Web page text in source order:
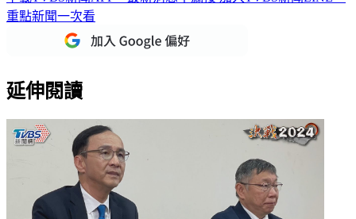
重點新聞一次看
延伸閱讀